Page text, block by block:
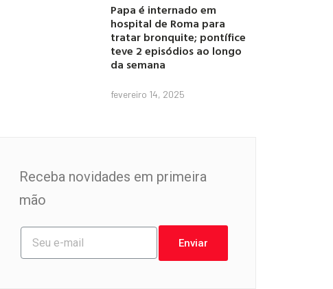
Papa é internado em
hospital de Roma para
tratar bronquite; pontífice
teve 2 episódios ao longo
da semana
fevereiro 14, 2025
Receba novidades em primeira
mão
Enviar